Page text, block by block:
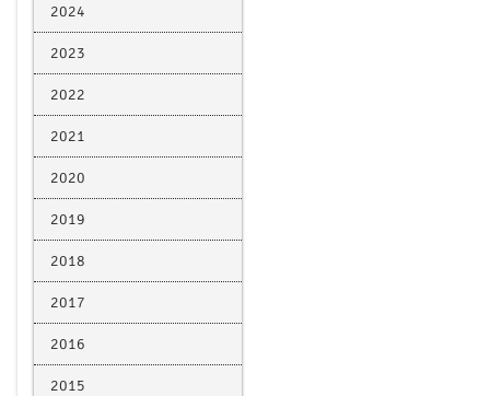
2024
2023
2022
2021
2020
2019
2018
2017
2016
2015